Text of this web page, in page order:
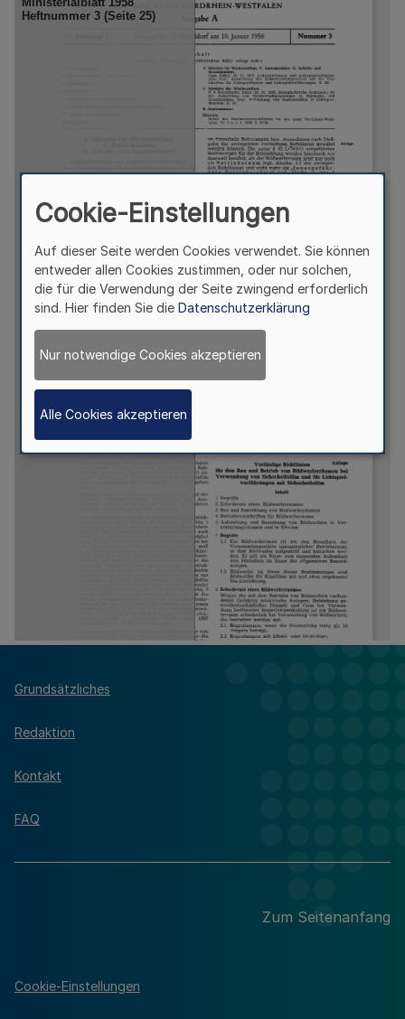
Grundsätzliches
Redaktion
Kontakt
FAQ
Zum Seitenanfang
Cookie-Einstellungen
Cookie-Einstellungen
Auf dieser Seite werden Cookies verwendet. Sie können
entweder allen Cookies zustimmen, oder nur solchen,
die für die Verwendung der Seite zwingend erforderlich
sind. Hier finden Sie die Datenschutzerklärung
Nur notwendige Cookies akzeptieren
Alle Cookies akzeptieren